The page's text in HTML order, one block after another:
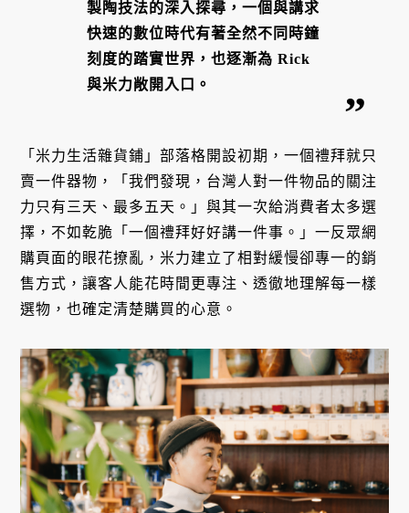
製陶技法的深入探尋，一個與講求
快速的數位時代有著全然不同時鐘
刻度的踏實世界，也逐漸為 Rick
與米力敞開入口。
「米力生活雜貨鋪」部落格開設初期，一個禮拜就只
賣一件器物，「我們發現，台灣人對一件物品的關注
力只有三天、最多五天。」與其一次給消費者太多選
擇，不如乾脆「一個禮拜好好講一件事。」一反眾網
購頁面的眼花撩亂，米力建立了相對緩慢卻專一的銷
售方式，讓客人能花時間更專注、透徹地理解每一樣
選物，也確定清楚購買的心意。